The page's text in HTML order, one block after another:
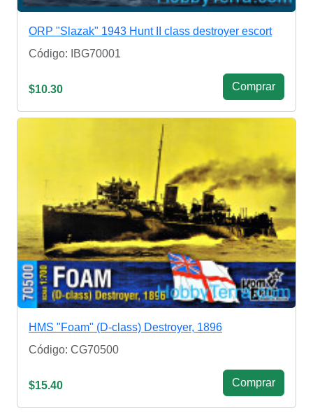
ORP "Slazak" 1943 Hunt II class destroyer escort
Código: IBG70001
$10.30 Сomprar
HMS "Foam" (D-class) Destroyer, 1896
Código: CG70500
$15.40 Сomprar